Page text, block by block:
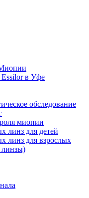
в Уфе
обследование
миопии
линз для детей
линз для взрослых
линзы)